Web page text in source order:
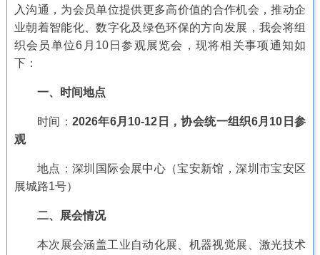
入沟通，为会员单位提供更多高价值的合作机会，推动企
业朝着智能化、数字化及绿色环保的方向发展，我会将组
织会员单位6月10日参观展览会，现将相关事项通知如
下：
一、时间地点
时间：2026年6月10-12日，协会统一组织6月10日参
观
地点：深圳国际会展中心（宝安新馆，深圳市宝安区
展城路1号）
二、展会情况
本次展会涵盖工业自动化展、机器视觉展、激光技术